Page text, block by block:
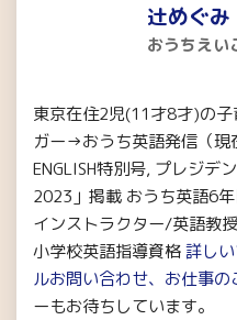
辻めぐみ
おうちえい
東京在住2児(11才8才)の
ガー→おうち英語発信（現
ENGLISH特別号, プレジデ
2023」掲載 おうち英語6
インストラクター/英語教
小学校英語指導資格詳し
ルお問い合わせ、お仕事の
ーもお待ちしています。